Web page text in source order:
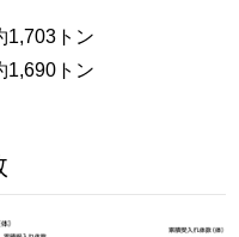
1,703トン
1,690トン